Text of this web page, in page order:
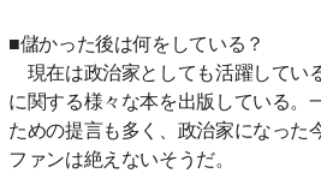
■儲かった後は何をしている？
現在は政治家としても活躍してい
に関する様々な本を出版している。
ための提言も多く、政治家になった
ファンは絶えないそうだ。